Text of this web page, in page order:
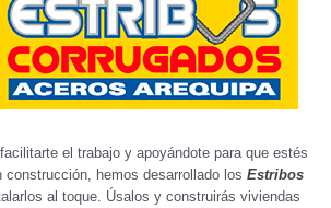
el trabajo y apoyándote para que estés
hemos desarrollado los Estribos
al toque. Úsalos y construirás viviendas